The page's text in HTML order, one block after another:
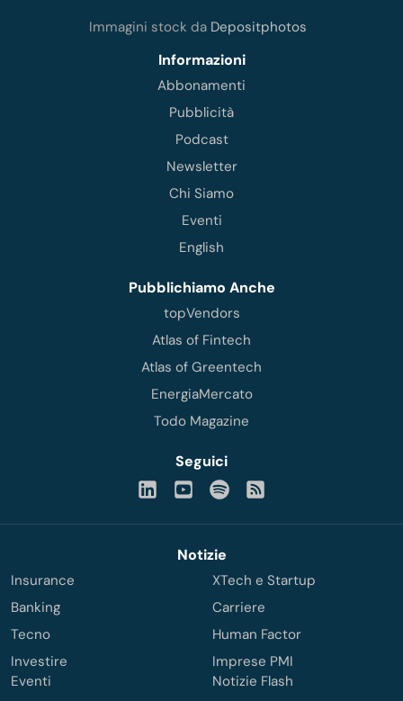
Immagini stock da Depositphotos
Informazioni
Abbonamenti
Pubblicità
Podcast
Newsletter
Chi Siamo
Eventi
English
Pubblichiamo Anche
topVendors
Atlas of Fintech
Atlas of Greentech
EnergiaMercato
Todo Magazine
Seguici
Notizie
Insurance
Banking
Tecno
Investire
XTech e Startup
Carriere
Human Factor
Imprese PMI
Eventi
Notizie Flash